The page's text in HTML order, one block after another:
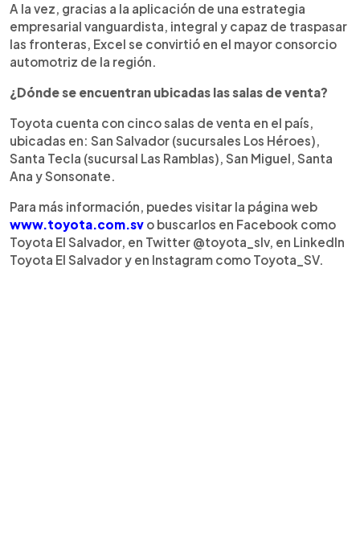
A la vez, gracias a la aplicación de una estrategia
empresarial vanguardista, integral y capaz de traspasar
las fronteras, Excel se convirtió en el mayor consorcio
automotriz de la región.
¿Dónde se encuentran ubicadas las salas de venta?
Toyota cuenta con cinco salas de venta en el país,
ubicadas en: San Salvador (sucursales Los Héroes),
Santa Tecla (sucursal Las Ramblas), San Miguel, Santa
Ana y Sonsonate.
Para más información, puedes visitar la página web
www.toyota.com.sv o buscarlos en Facebook como
Toyota El Salvador, en Twitter @toyota_slv, en LinkedIn
Toyota El Salvador y en Instagram como Toyota_SV.